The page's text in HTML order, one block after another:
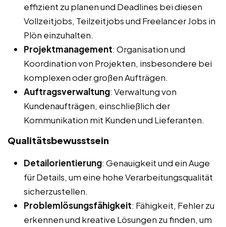
effizient zu planen und Deadlines bei diesen
Vollzeitjobs, Teilzeitjobs und Freelancer Jobs in
Plön einzuhalten.
Projektmanagement: Organisation und
Koordination von Projekten, insbesondere bei
komplexen oder großen Aufträgen.
Auftragsverwaltung: Verwaltung von
Kundenaufträgen, einschließlich der
Kommunikation mit Kunden und Lieferanten.
Qualitätsbewusstsein
Detailorientierung: Genauigkeit und ein Auge
für Details, um eine hohe Verarbeitungsqualität
sicherzustellen.
Problemlösungsfähigkeit: Fähigkeit, Fehler zu
erkennen und kreative Lösungen zu finden, um